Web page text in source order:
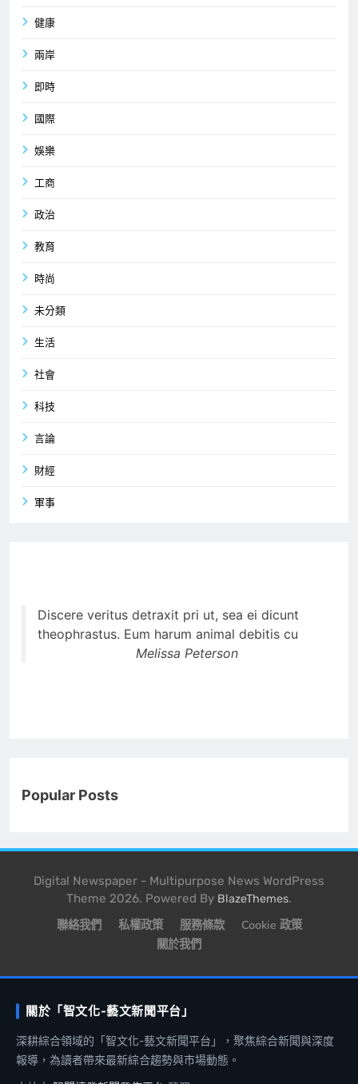
健康
兩岸
即時
國際
娛樂
工商
政治
教育
時尚
未分類
生活
社會
科技
言論
財經
軍事
Discere veritus detraxit pri ut, sea ei dicunt
theophrastus. Eum harum animal debitis cu
Melissa Peterson
Popular Posts
Digital Newspaper - Multipurpose News WordPress
Theme 2026. Powered By BlazeThemes.
聯絡我們 私權政策 服務條款
Cookie 政策
關於我們
關於「智文化-藝文新聞平台」
深耕綜合領域的「智文化-藝文新聞平台」，聚焦綜合新聞與深度
報導，為讀者帶來最新綜合趨勢與市場動態。